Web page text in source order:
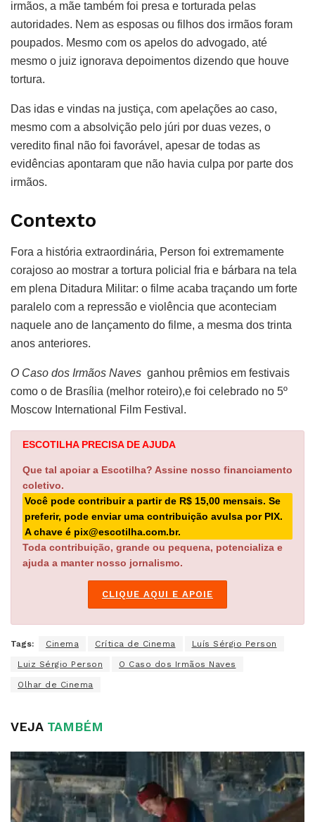
irmãos, a mãe também foi presa e torturada pelas
autoridades. Nem as esposas ou filhos dos irmãos foram
poupados. Mesmo com os apelos do advogado, até
mesmo o juiz ignorava depoimentos dizendo que houve
tortura.
Das idas e vindas na justiça, com apelações ao caso,
mesmo com a absolvição pelo júri por duas vezes, o
veredito final não foi favorável, apesar de todas as
evidências apontaram que não havia culpa por parte dos
irmãos.
Contexto
Fora a história extraordinária, Person foi extremamente
corajoso ao mostrar a tortura policial fria e bárbara na tela
em plena Ditadura Militar: o filme acaba traçando um forte
paralelo com a repressão e violência que aconteciam
naquele ano de lançamento do filme, a mesma dos trinta
anos anteriores.
O Caso dos Irmãos Naves ganhou prêmios em festivais
como o de Brasília (melhor roteiro),e foi celebrado no 5º
Moscow International Film Festival.
ESCOTILHA PRECISA DE AJUDA
Que tal apoiar a Escotilha? Assine nosso financiamento
coletivo.
Você pode contribuir a partir de R$ 15,00 mensais. Se
preferir, pode enviar uma contribuição avulsa por PIX.
A chave é pix@escotilha.com.br.
Toda contribuição, grande ou pequena, potencializa e
ajuda a manter nosso jornalismo.
CLIQUE AQUI E APOIE
Tags: Cinema Crítica de Cinema Luís Sérgio Person
Luiz Sérgio Person O Caso dos Irmãos Naves
Olhar de Cinema
VEJATAMBÉM